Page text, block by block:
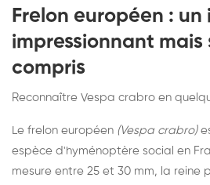
Frelon européen : un
impressionnant mais
compris
Reconnaître Vespa crabro en
Le frelon européen (Vespa crabro)
espèce d'hyménoptère social en
mesure entre 25 et 30 mm, la reine